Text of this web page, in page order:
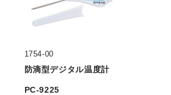
1754-00
防滴型デジタル温度計
PC-9225